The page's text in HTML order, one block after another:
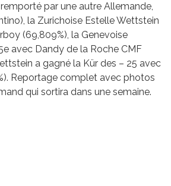
remporté par une autre Allemande,
la Zurichoise Estelle Wettstein
(69,809%), la Genevoise
avec Dandy de la Roche CMF
a gagné la Kür des – 25 avec
Reportage complet avec photos
qui sortira dans une semaine.